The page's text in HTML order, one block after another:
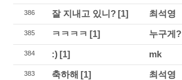
386 잘 지내고 있니? [1] 최석영
385 ㅋㅋㅋㅋ [1] 누구게?
384 :) [1] mk
383 축하해 [1] 최석영